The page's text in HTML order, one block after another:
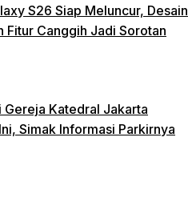
S26 Siap Meluncur, Desain
Fitur Canggih Jadi Sorotan
Gereja Katedral Jakarta
Simak Informasi Parkirnya